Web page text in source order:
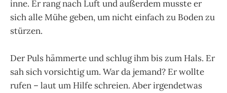
inne. Er rang nach Luft und außerdem musste er
sich alle Mühe geben, um nicht einfach zu Boden zu
stürzen.
Der Puls hämmerte und schlug ihm bis zum Hals. Er
sah sich vorsichtig um. War da jemand? Er wollte
rufen – laut um Hilfe schreien. Aber irgendetwas